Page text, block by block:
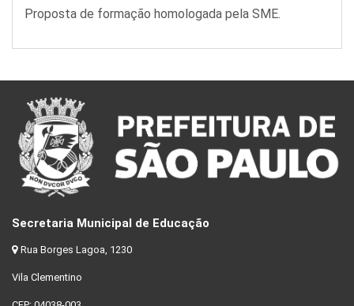
Proposta de formação homologada pela SME.
Secretaria Municipal de Educação
Rua Borges Lagoa, 1230
Vila Clementino